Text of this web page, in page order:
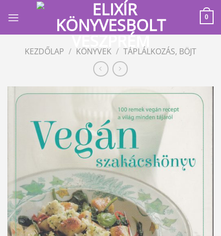
0
KEZDŐLAP / KÖNYVEK / TÁPLÁLKOZÁS, BÖJT